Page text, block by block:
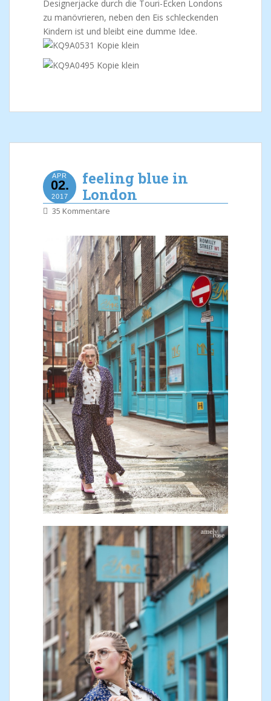
Designerjacke durch die Touri-Ecken Londons
zu manövrieren, neben den Eis schleckenden
Kindern ist und bleibt eine dumme Idee.
APR
02.
2017
feeling blue in
London
35 Kommentare